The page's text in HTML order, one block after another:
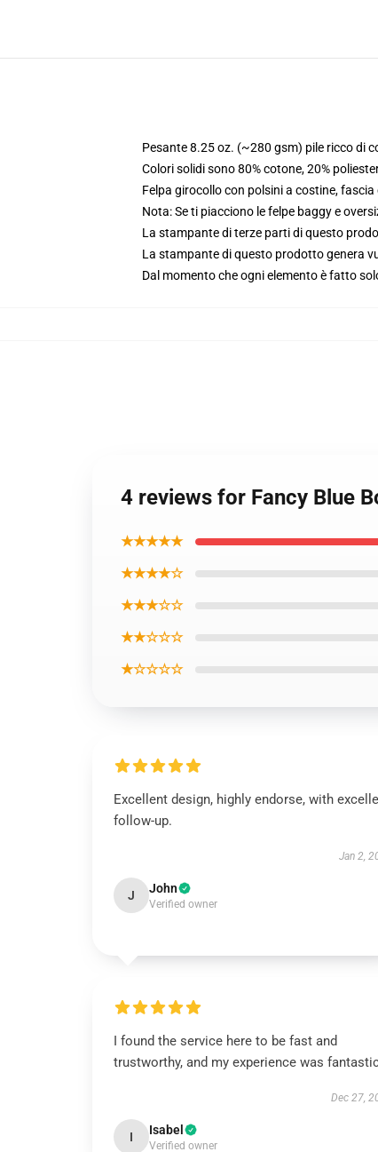
Pesante 8.25 oz. (~280 gsm) pile ricco di
Colori solidi sono 80% cotone, 20%
Felpa girocollo con polsini a costine, fascia
Nota: Se ti piacciono le felpe baggy e
La stampante di terze parti di questo
La stampante di questo prodotto genera
Dal momento che ogni elemento è fatto
4 reviews for Fancy Blue
★★★★★
★★★★☆
★★★☆☆
★★☆☆☆
★☆☆☆☆
Excellent design, highly endorse, with
follow-up.
Jan 2,
J John
Verified owner
I found the service here to be fast and
trustworthy, and my experience was
Dec 27,
I Isabel
Verified owner